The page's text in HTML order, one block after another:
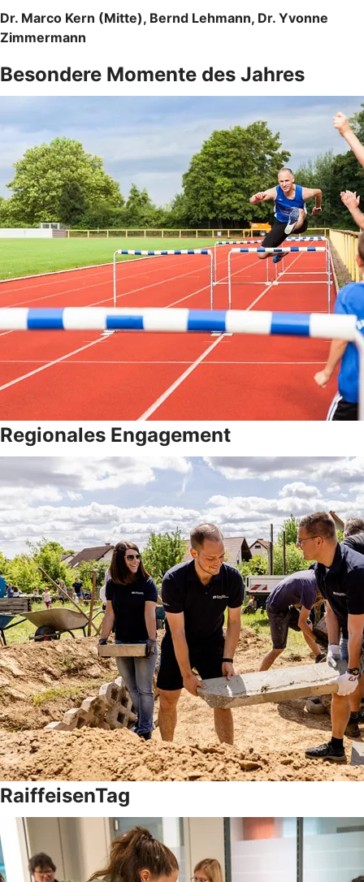
Dr. Marco Kern (Mitte), Bernd Lehmann, Dr. Yvonne
Zimmermann
Besondere Momente des Jahres
Regionales Engagement
RaiffeisenTag